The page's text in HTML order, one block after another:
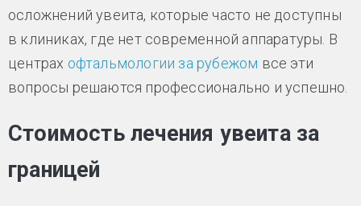
осложнений увеита, которые часто не доступны
в клиниках, где нет современной аппаратуры. В
центрах офтальмологии за рубежом все эти
вопросы решаются профессионально и успешно.
Стоимость лечения увеита за
границей